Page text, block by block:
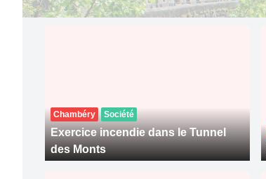
Chambéry Société
Exercice incendie dans le Tunnel
des Monts